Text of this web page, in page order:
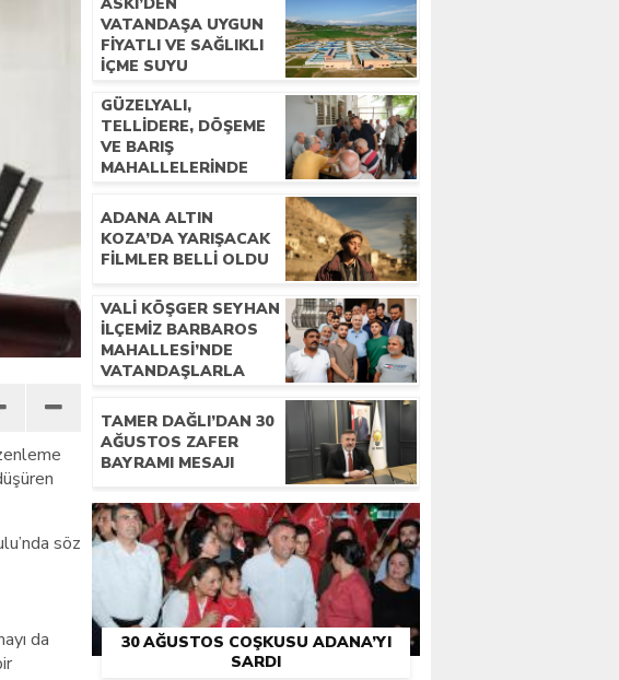
BULUŞTU
söz
da
VATANDAŞA UYGUN
FIYATLI VE SAĞLIKLI
IÇME SUYU
GÜZELYALI,
TELLIDERE, DÖŞEME
VE BARIŞ
MAHALLELERINDE
ADANA ALTIN
KOZA’DA YARIŞACAK
FILMLER BELLI OLDU
VALİ KÖŞGER SEYHAN
İLÇEMİZ BARBAROS
MAHALLESİ’NDE
VATANDAŞLARLA
TAMER DAĞLI’DAN 30
AĞUSTOS ZAFER
BAYRAMI MESAJI
30 AĞUSTOS COŞKUSU ADANA’YI
SARDI